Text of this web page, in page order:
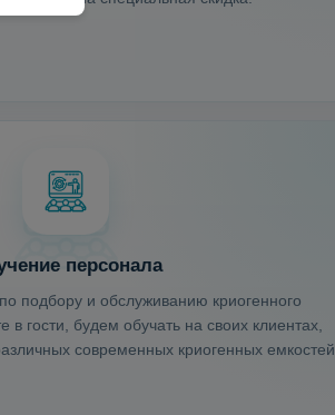
персонала
подбору и обслуживанию криогенного
гости, будем обучать на своих клиентах,
современных криогенных емкостей.